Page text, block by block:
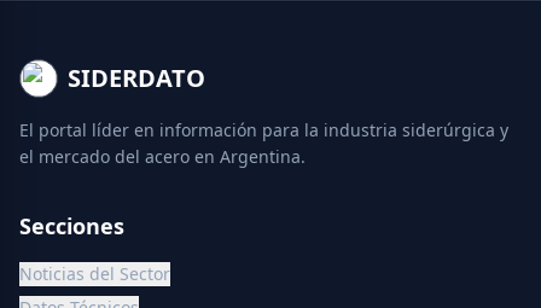
SIDERDATO
El portal líder en información para la industria siderúrgica y
el mercado del acero en Argentina.
Secciones
Noticias del Sector